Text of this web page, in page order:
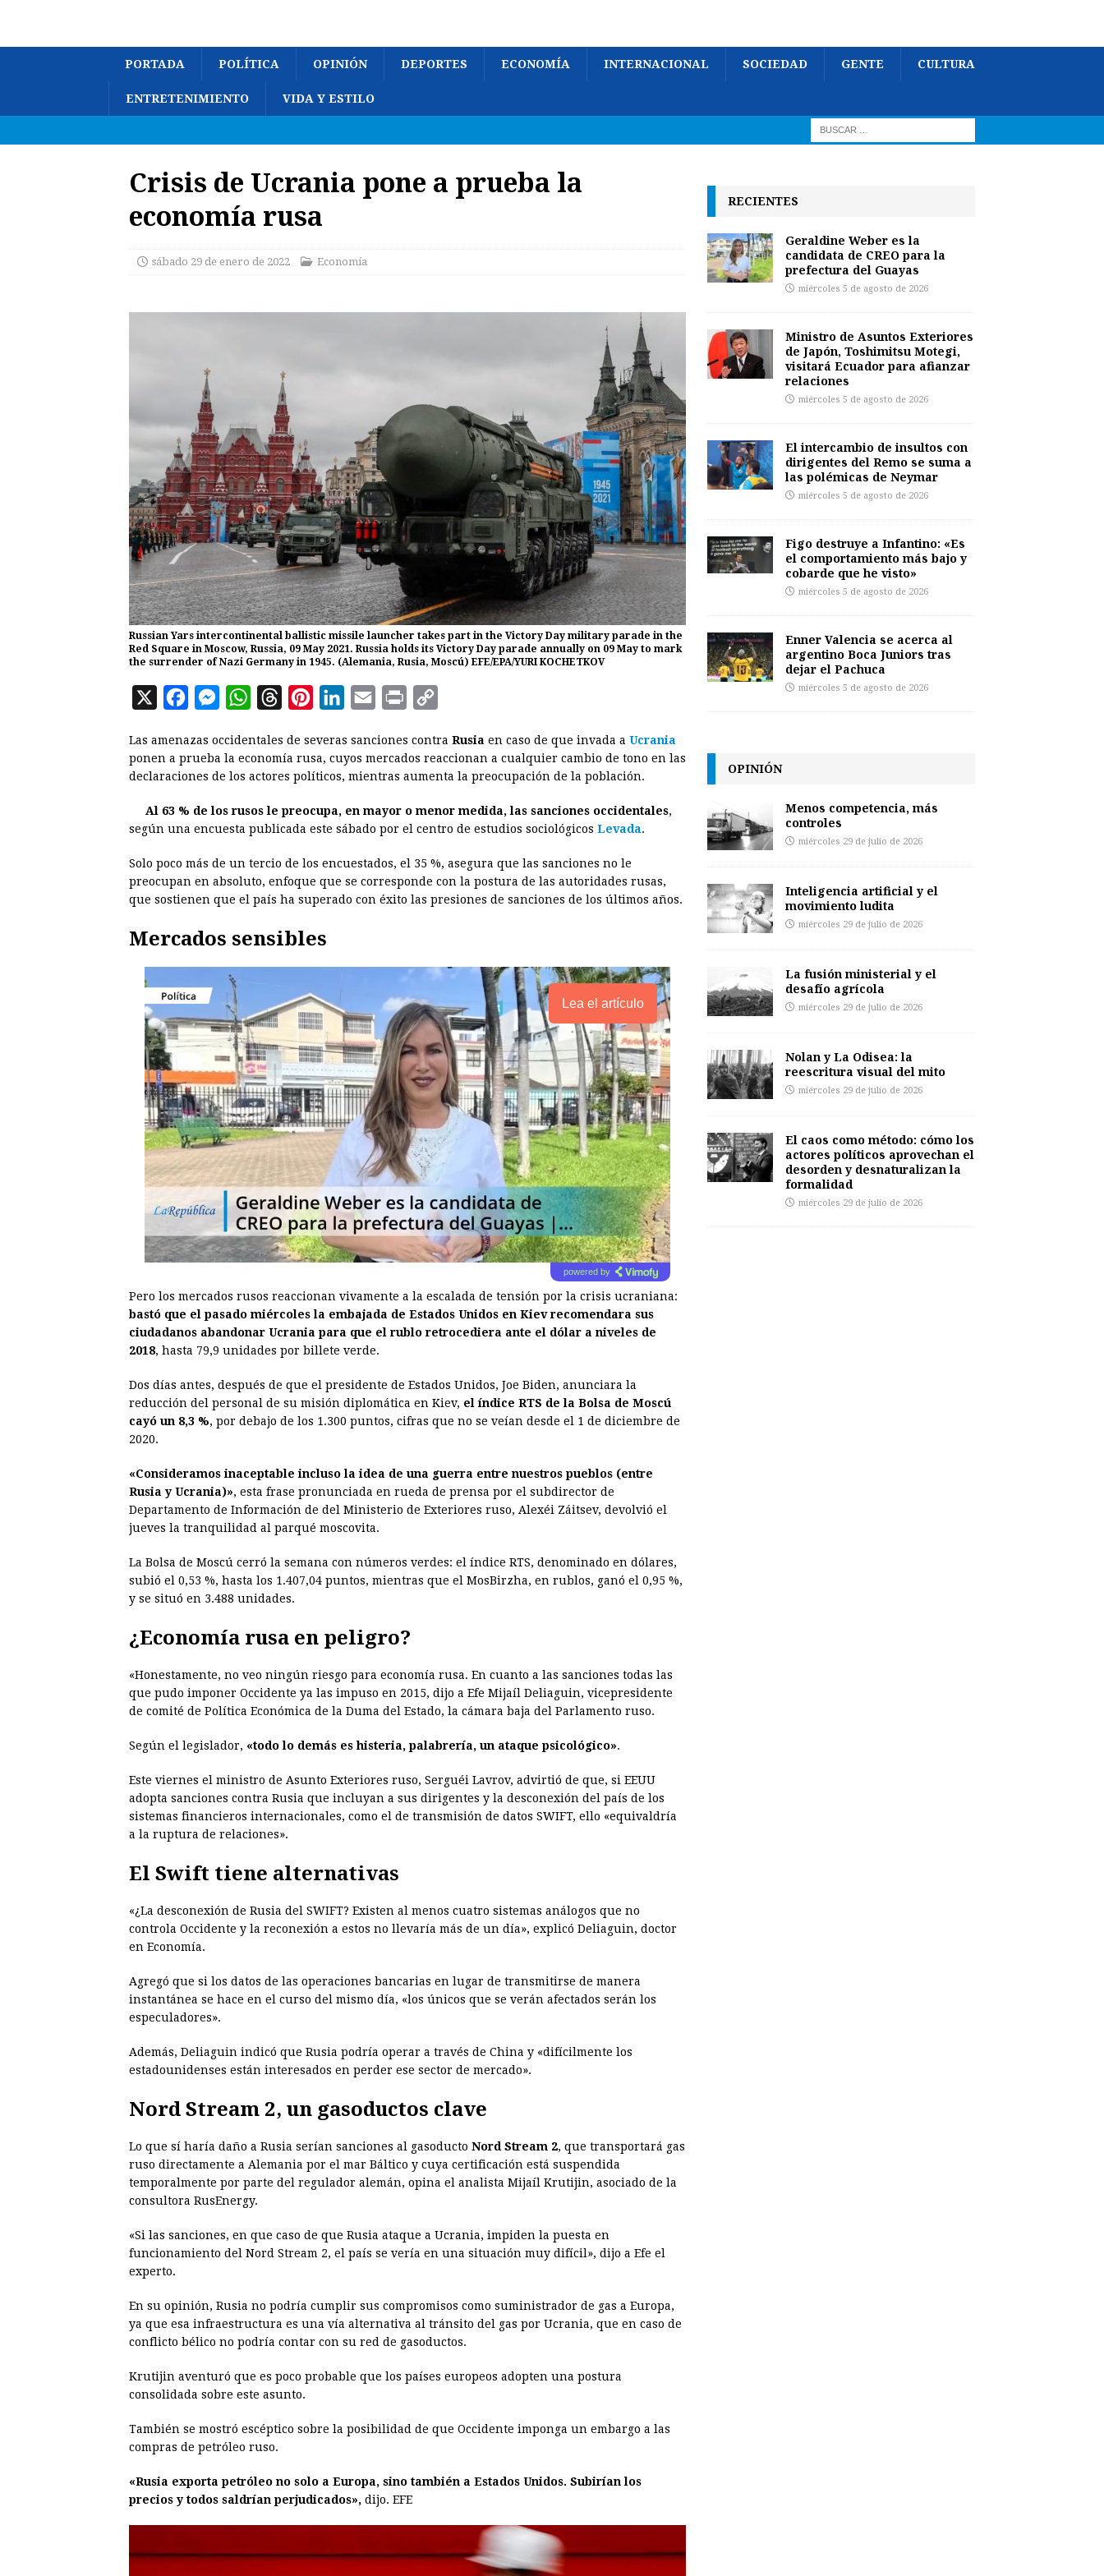
PORTADA POLÍTICA OPINIÓN DEPORTES ECONOMÍA INTERNACIONAL SOCIEDAD GENTE CULTURA
ENTRETENIMIENTO VIDA Y ESTILO
Crisis de Ucrania pone a prueba la
economía rusa
sábado 29 de enero de 2022 Economía
Russian Yars intercontinental ballistic missile launcher takes part in the Victory Day military parade in the
Red Square in Moscow, Russia, 09 May 2021. Russia holds its Victory Day parade annually on 09 May to mark
the surrender of Nazi Germany in 1945. (Alemania, Rusia, Moscú) EFE/EPA/YURI KOCHETKOV
X
c
e
o
k
M
s
s
n
e
r
W
a
t
A
p
r
e
d
n
t
r
s
t
n
k
d
n
a
i
i
n
p
y
i
k
Las amenazas occidentales de severas sanciones contra Rusia en caso de que invada a Ucrania
ponen a prueba la economía rusa, cuyos mercados reaccionan a cualquier cambio de tono en las
declaraciones de los actores políticos, mientras aumenta la preocupación de la población.
Al 63 % de los rusos le preocupa, en mayor o menor medida, las sanciones occidentales,
según una encuesta publicada este sábado por el centro de estudios sociológicos Levada.
Solo poco más de un tercio de los encuestados, el 35 %, asegura que las sanciones no le
preocupan en absoluto, enfoque que se corresponde con la postura de las autoridades rusas,
que sostienen que el país ha superado con éxito las presiones de sanciones de los últimos años.
Mercados sensibles
Lea el artículo
powered by
Pero los mercados rusos reaccionan vivamente a la escalada de tensión por la crisis ucraniana:
bastó que el pasado miércoles la embajada de Estados Unidos en Kiev recomendara sus
ciudadanos abandonar Ucrania para que el rublo retrocediera ante el dólar a niveles de
2018, hasta 79,9 unidades por billete verde.
Dos días antes, después de que el presidente de Estados Unidos, Joe Biden, anunciara la
reducción del personal de su misión diplomática en Kiev, el índice RTS de la Bolsa de Moscú
cayó un 8,3 %, por debajo de los 1.300 puntos, cifras que no se veían desde el 1 de diciembre de
2020.
«Consideramos inaceptable incluso la idea de una guerra entre nuestros pueblos (entre
Rusia y Ucrania)», esta frase pronunciada en rueda de prensa por el subdirector de
Departamento de Información de del Ministerio de Exteriores ruso, Alexéi Záitsev, devolvió el
jueves la tranquilidad al parqué moscovita.
La Bolsa de Moscú cerró la semana con números verdes: el índice RTS, denominado en dólares,
subió el 0,53 %, hasta los 1.407,04 puntos, mientras que el MosBirzha, en rublos, ganó el 0,95 %,
y se situó en 3.488 unidades.
¿Economía rusa en peligro?
«Honestamente, no veo ningún riesgo para economía rusa. En cuanto a las sanciones todas las
que pudo imponer Occidente ya las impuso en 2015, dijo a Efe Mijaíl Deliaguin, vicepresidente
de comité de Política Económica de la Duma del Estado, la cámara baja del Parlamento ruso.
Según el legislador, «todo lo demás es histeria, palabrería, un ataque psicológico».
Este viernes el ministro de Asunto Exteriores ruso, Serguéi Lavrov, advirtió de que, si EEUU
adopta sanciones contra Rusia que incluyan a sus dirigentes y la desconexión del país de los
sistemas financieros internacionales, como el de transmisión de datos SWIFT, ello «equivaldría
a la ruptura de relaciones».
El Swift tiene alternativas
«¿La desconexión de Rusia del SWIFT? Existen al menos cuatro sistemas análogos que no
controla Occidente y la reconexión a estos no llevaría más de un día», explicó Deliaguin, doctor
en Economía.
Agregó que si los datos de las operaciones bancarias en lugar de transmitirse de manera
instantánea se hace en el curso del mismo día, «los únicos que se verán afectados serán los
especuladores».
Además, Deliaguin indicó que Rusia podría operar a través de China y «difícilmente los
estadounidenses están interesados en perder ese sector de mercado».
Nord Stream 2, un gasoductos clave
Lo que sí haría daño a Rusia serían sanciones al gasoducto Nord Stream 2, que transportará gas
ruso directamente a Alemania por el mar Báltico y cuya certificación está suspendida
temporalmente por parte del regulador alemán, opina el analista Mijaíl Krutijin, asociado de la
consultora RusEnergy.
«Si las sanciones, en que caso de que Rusia ataque a Ucrania, impiden la puesta en
funcionamiento del Nord Stream 2, el país se vería en una situación muy difícil», dijo a Efe el
experto.
En su opinión, Rusia no podría cumplir sus compromisos como suministrador de gas a Europa,
ya que esa infraestructura es una vía alternativa al tránsito del gas por Ucrania, que en caso de
conflicto bélico no podría contar con su red de gasoductos.
Krutijin aventuró que es poco probable que los países europeos adopten una postura
consolidada sobre este asunto.
También se mostró escéptico sobre la posibilidad de que Occidente imponga un embargo a las
compras de petróleo ruso.
«Rusia exporta petróleo no solo a Europa, sino también a Estados Unidos. Subirían los
precios y todos saldrían perjudicados», dijo. EFE
RECIENTES
Geraldine Weber es la
candidata de CREO para la
prefectura del Guayas
miércoles 5 de agosto de 2026
Ministro de Asuntos Exteriores
de Japón, Toshimitsu Motegi,
visitará Ecuador para afianzar
relaciones
miércoles 5 de agosto de 2026
El intercambio de insultos con
dirigentes del Remo se suma a
las polémicas de Neymar
miércoles 5 de agosto de 2026
Figo destruye a Infantino: «Es
el comportamiento más bajo y
cobarde que he visto»
miércoles 5 de agosto de 2026
Enner Valencia se acerca al
argentino Boca Juniors tras
dejar el Pachuca
miércoles 5 de agosto de 2026
OPINIÓN
Menos competencia, más
controles
miércoles 29 de julio de 2026
Inteligencia artificial y el
movimiento ludita
miércoles 29 de julio de 2026
La fusión ministerial y el
desafío agrícola
miércoles 29 de julio de 2026
Nolan y La Odisea: la
reescritura visual del mito
miércoles 29 de julio de 2026
El caos como método: cómo los
actores políticos aprovechan el
desorden y desnaturalizan la
formalidad
miércoles 29 de julio de 2026